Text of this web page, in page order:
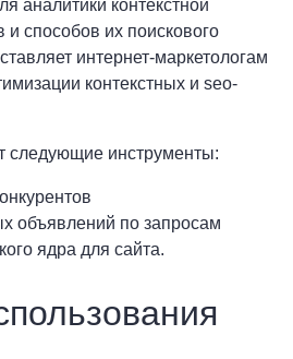
аналитики контекстной
и способов их поискового
интернет-маркетологам
контекстных и seo-
следующие инструменты:
объявлений по запросам
ядра для сайта.